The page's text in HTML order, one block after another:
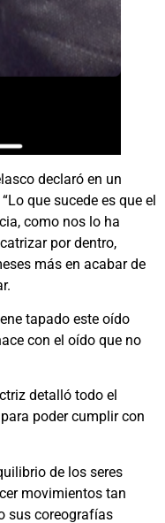
declaró en un
que sucede es que el
como nos lo ha
por dentro,
más en acabar de
tapado este oído
con el oído que no
detalló todo el
poder cumplir con
de los seres
movimientos tan
sus coreografías